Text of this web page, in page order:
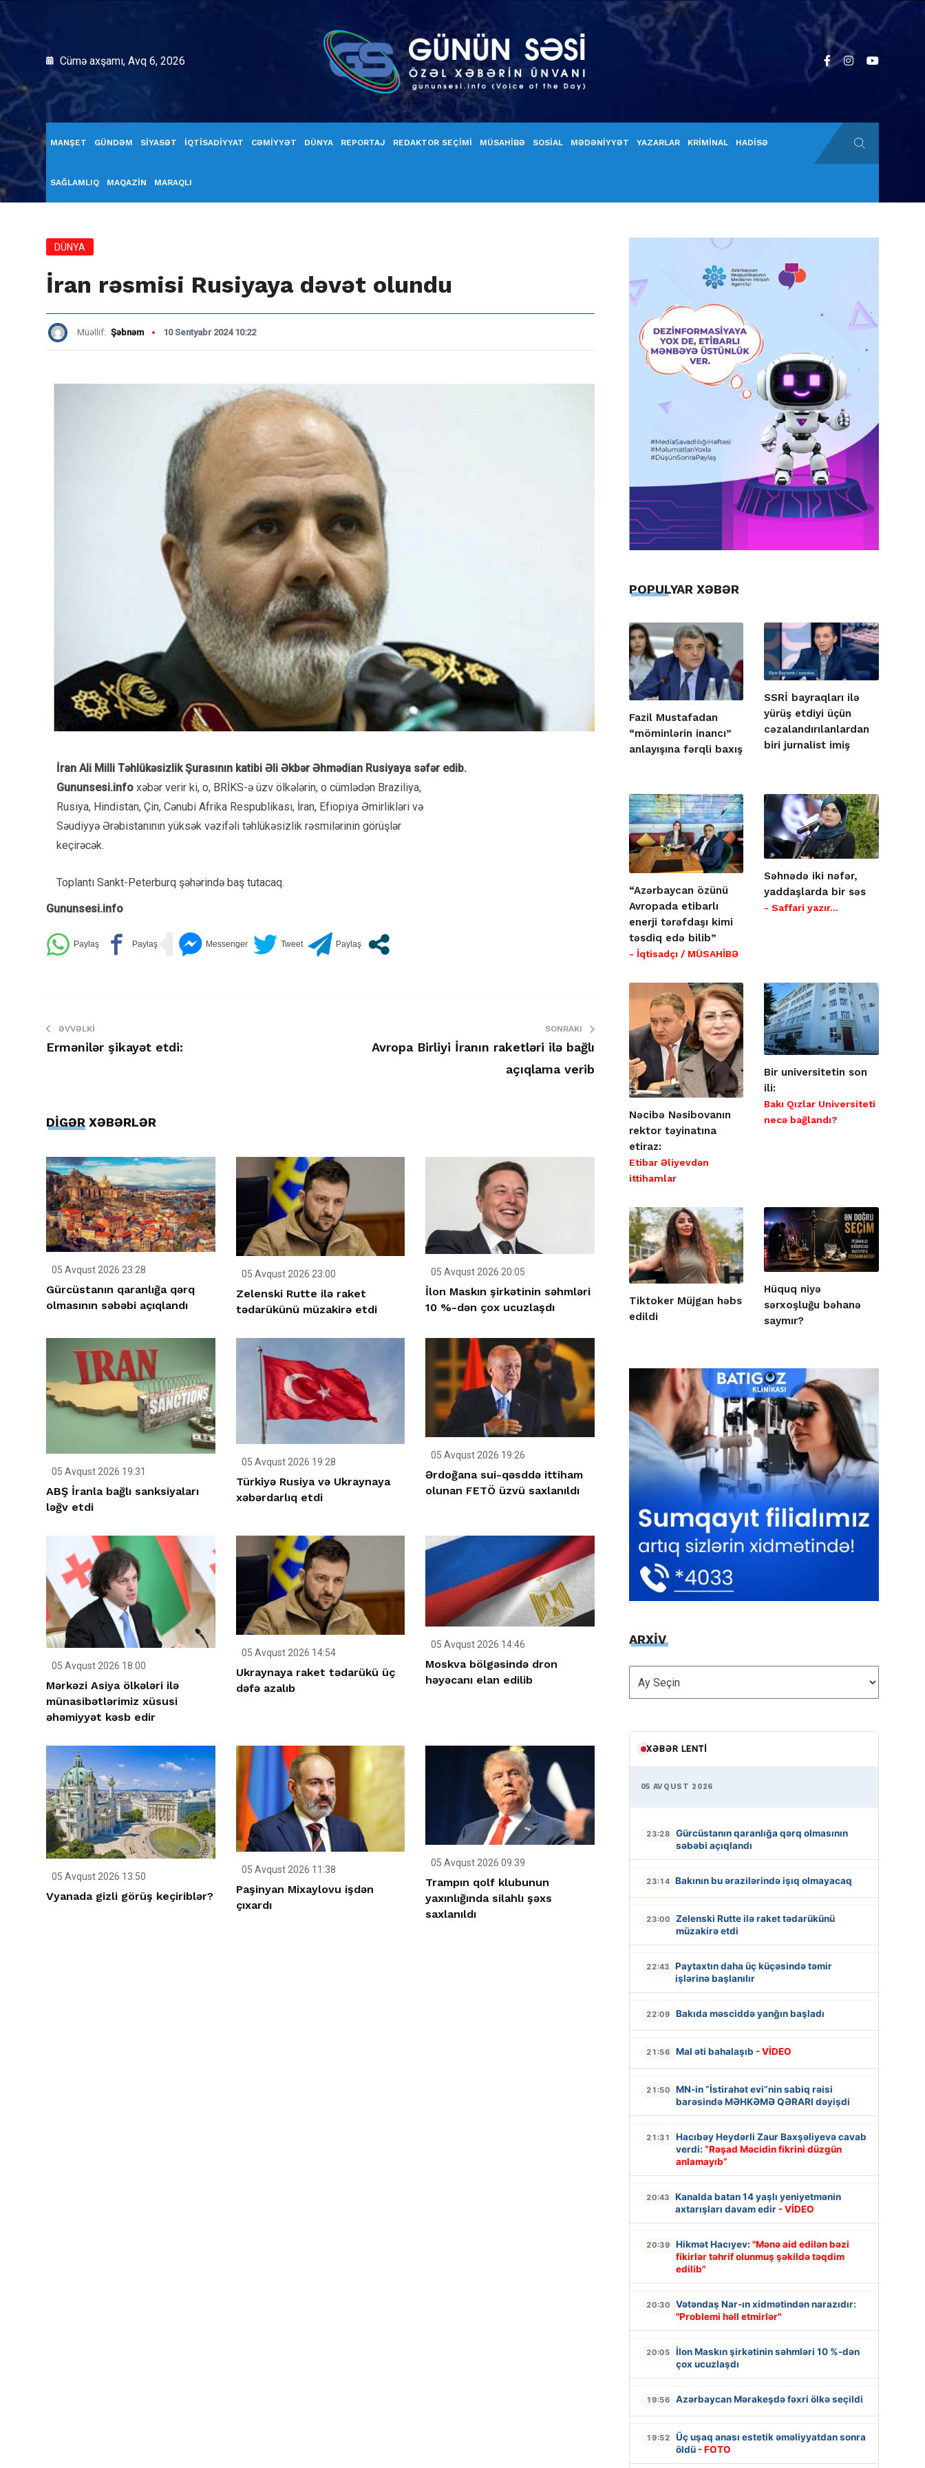
Cümə axşamı, Avq 6, 2026
MANŞET GÜNDƏM SİYASƏT İQTİSADİYYAT CƏMİYYƏT DÜNYA REPORTAJ REDAKTOR SEÇİMİ MÜSAHİBƏ SOSİAL MƏDƏNİYYƏT YAZARLAR KRİMİNAL HADİSƏ
SAĞLAMLIQ MAQAZİN MARAQLI
DÜNYA
İran rəsmisi Rusiyaya dəvət olundu
Müəllif: Şəbnəm 10 Sentyabr 2024 10:22
İran Ali Milli Təhlükəsizlik Şurasının katibi Əli Əkbər Əhmədian Rusiyaya səfər edib.
Gununsesi.info xəbər verir ki, o, BRİKS-ə üzv ölkələrin, o cümlədən Braziliya,
Rusiya, Hindistan, Çin, Cənubi Afrika Respublikası, İran, Efiopiya Əmirlikləri və
Səudiyyə Ərəbistanının yüksək vəzifəli təhlükəsizlik rəsmilərinin görüşlər
keçirəcək.
Toplantı Sankt-Peterburq şəhərində baş tutacaq.
Gununsesi.info
ƏVVƏLKI
Ermənilər şikayət etdi:
SONRAKI
Avropa Birliyi İranın raketləri ilə bağlı
açıqlama verib
DİGƏR XƏBƏRLƏR
05 Avqust 2026 23:28
Gürcüstanın qaranlığa qərq
olmasının səbəbi açıqlandı
05 Avqust 2026 23:00
Zelenski Rutte ilə raket
tədarükünü müzakirə etdi
05 Avqust 2026 20:05
İlon Maskın şirkətinin səhmləri
10 %-dən çox ucuzlaşdı
05 Avqust 2026 19:31
ABŞ İranla bağlı sanksiyaları
ləğv etdi
05 Avqust 2026 19:28
Türkiyə Rusiya və Ukraynaya
xəbərdarlıq etdi
05 Avqust 2026 19:26
Ərdoğana sui-qəsddə ittiham
olunan FETÖ üzvü saxlanıldı
05 Avqust 2026 18:00
Mərkəzi Asiya ölkələri ilə
münasibətlərimiz xüsusi
əhəmiyyət kəsb edir
05 Avqust 2026 14:54
Ukraynaya raket tədarükü üç
dəfə azalıb
05 Avqust 2026 14:46
Moskva bölgəsində dron
həyəcanı elan edilib
05 Avqust 2026 13:50
Vyanada gizli görüş keçiriblər?
05 Avqust 2026 11:38
Paşinyan Mixaylovu işdən
çıxardı
05 Avqust 2026 09:39
Trampın qolf klubunun
yaxınlığında silahlı şəxs
saxlanıldı
POPULYAR XƏBƏR
Fazil Mustafadan
“möminlərin inancı”
anlayışına fərqli baxış
SSRİ bayraqları ilə
yürüş etdiyi üçün
cəzalandırılanlardan
biri jurnalist imiş
“Azərbaycan özünü
Avropada etibarlı
enerji tərəfdaşı kimi
təsdiq edə bilib”
- İqtisadçı / MÜSAHİBƏ
Səhnədə iki nəfər,
yaddaşlarda bir səs
- Saffari yazır…
Nəcibə Nəsibovanın
rektor təyinatına
etiraz:
Etibar Əliyevdən
ittihamlar
Bir universitetin son
ili:
Bakı Qızlar Universiteti
necə bağlandı?
Tiktoker Müjgan həbs
edildi
Hüquq niyə
sərxoşluğu bəhanə
saymır?
ARXİV
ARXİV
XƏBƏR LENTI
05 AVQUST 2026
23:28
Gürcüstanın qaranlığa qərq olmasının
səbəbi açıqlandı
23:14 Bakının bu ərazilərində işıq olmayacaq
23:00
Zelenski Rutte ilə raket tədarükünü
müzakirə etdi
22:43
Paytaxtın daha üç küçəsində təmir
işlərinə başlanılır
22:09 Bakıda məsciddə yanğın başladı
21:56 Mal əti bahalaşıb - VİDEO
21:50
MN-in “İstirahət evi”nin sabiq rəisi
barəsində MƏHKƏMƏ QƏRARI dəyişdi
21:31
Hacıbəy Heydərli Zaur Baxşəliyevə cavab
verdi: “Rəşad Məcidin fikrini düzgün
anlamayıb”
20:43
Kanalda batan 14 yaşlı yeniyetmənin
axtarışları davam edir - VİDEO
20:39 Hikmət Hacıyev: "Mənə aid edilən bəzi
fikirlər təhrif olunmuş şəkildə təqdim
edilib"
20:30
Vətəndaş Nar-ın xidmətindən narazıdır:
"Problemi həll etmirlər"
20:05
İlon Maskın şirkətinin səhmləri 10 %-dən
çox ucuzlaşdı
19:56 Azərbaycan Mərakeşdə fəxri ölkə seçildi
19:52
Üç uşaq anası estetik əməliyyatdan sonra
öldü - FOTO